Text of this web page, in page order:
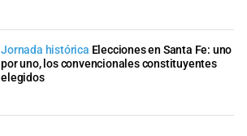
Jornada histórica Elecciones en Santa Fe: uno
por uno, los convencionales constituyentes
elegidos